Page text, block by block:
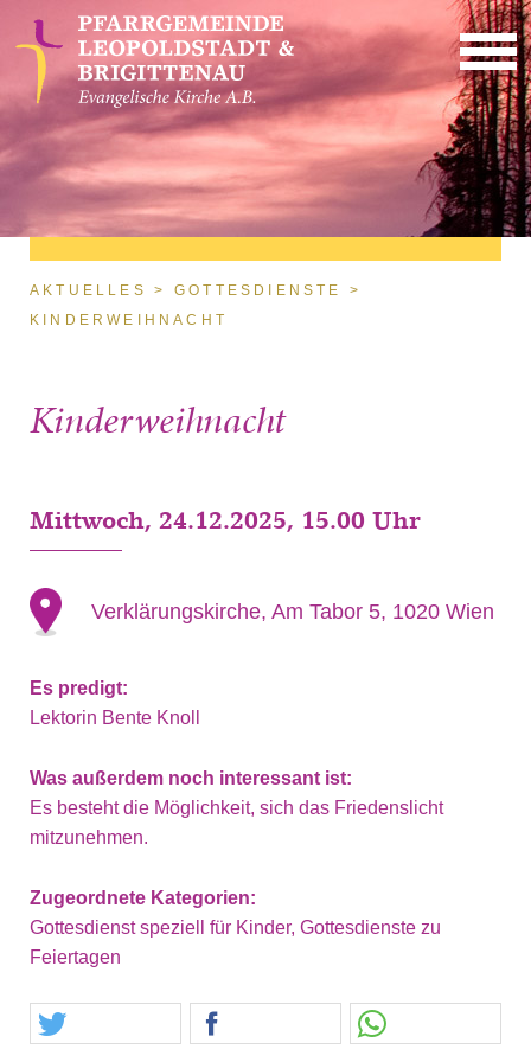
Direkt zum Inhalt
Sie sind hier
AKTUELLES
GOTTESDIENSTE
KINDERWEIHNACHT
Kinderweihnacht
Mittwoch, 24.12.2025, 15.00 Uhr
Verklärungskirche, Am Tabor 5, 1020 Wien
Es predigt:
Lektorin Bente Knoll
Was außerdem noch interessant ist:
Es besteht die Möglichkeit, sich das Friedenslicht
mitzunehmen.
Zugeordnete Kategorien:
Gottesdienst speziell für Kinder, Gottesdienste zu
Feiertagen